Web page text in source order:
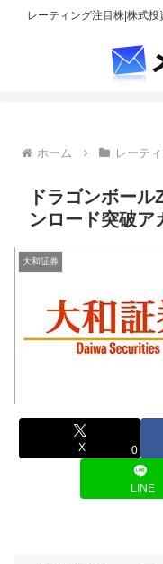
レーティング注目株|株式
ホーム レーテ
ドラゴンボー
ンロード突破ア
大和証券
X 0
LINE